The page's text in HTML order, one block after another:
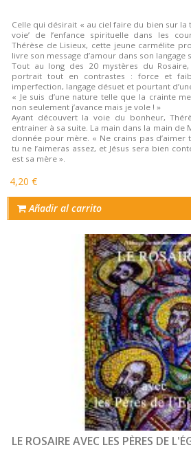
Celle qui désirait « au ciel faire du bien sur la
voie’ de l’enfance spirituelle dans les
Thérèse de Lisieux, cette jeune carmélite
livre son message d’amour dans son langage
Tout au long des 20 mystères du
portrait tout en contrastes : force et
imperfection, langage désuet et pourtant
« Je suis d’une nature telle que la crainte
non seulement j’avance mais je vole ! »
Ayant découvert la voie du bonheur,
entrainer à sa suite. La main dans la main de
donnée pour mère. « Ne crains pas d’aimer
tu ne l’aimeras assez, et Jésus sera bien
est sa mère ».
4,20 €
Añadir al carrito
LE ROSAIRE AVEC LES PÈRES DE